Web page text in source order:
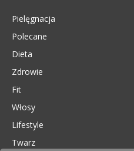
Pielęgnacja
Polecane
Dieta
Zdrowie
Fit
Włosy
Lifestyle
Twarz